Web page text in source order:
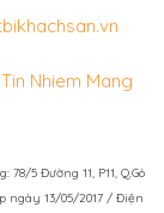
5 Đường 11, P11, Q.Gò
ngày 13/05/2017 / Điện